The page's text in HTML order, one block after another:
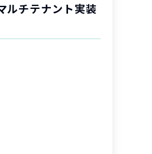
ルチテナント実装